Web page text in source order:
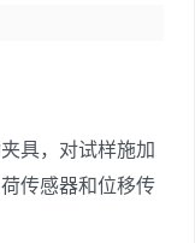
具，对试样施加
传感器和位移传